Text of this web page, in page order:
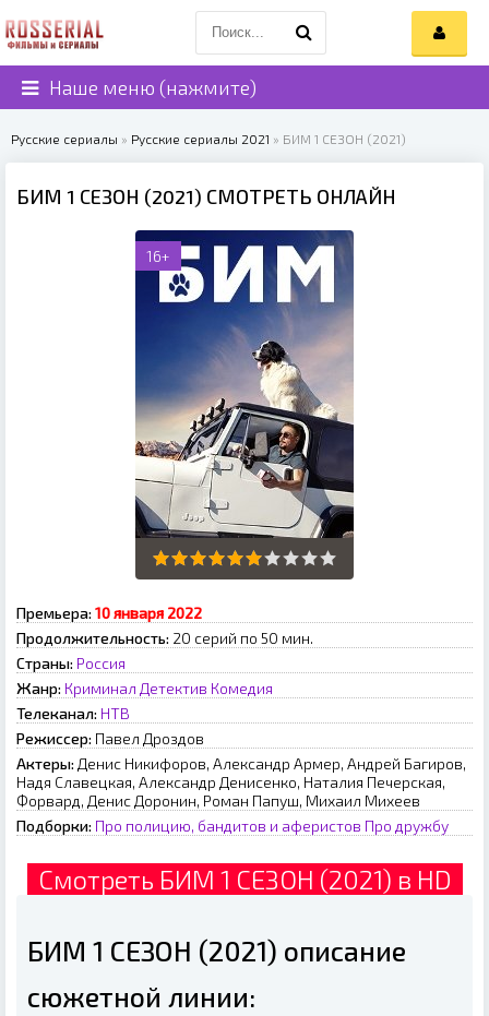
Наше меню (нажмите)
Русские сериалы » Русские сериалы 2021 » БИМ 1 СЕЗОН (2021)
БИМ 1 СЕЗОН (2021) СМОТРЕТЬ ОНЛАЙН
16+
Премьера: 10 янвapя 2022
Продолжительность: 20 серий по 50 мин.
Страны: Россия
Жанр: Криминал Детектив Комедия
Телеканал: НТВ
Режиссер: Павел Дроздов
Актеры: Денис Никифоров, Александр Армер, Андрей Багиров,
Надя Славецкая, Александр Денисенко, Наталия Печерская,
Форвард, Денис Доронин, Роман Папуш, Михаил Михеев
Подборки: Про полицию, бандитов и аферистов Про дружбу
Смотреть БИМ 1 СЕЗОН (2021) в HD
БИМ 1 СЕЗОН (2021) описание
сюжетной линии: